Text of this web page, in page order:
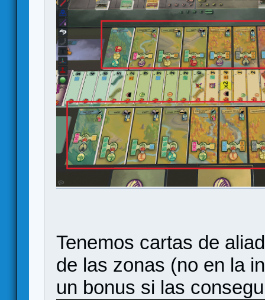
Tenemos cartas de
de las zonas (no en la
un bonus si las